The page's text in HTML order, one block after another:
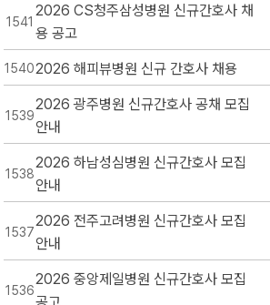
1541
2026 CS청주삼성병원 신규간호사 채
용 공고
15402026 해피뷰병원 신규 간호사 채용
1539
2026 광주병원 신규간호사 공채 모집
안내
1538
2026 하남성심병원 신규간호사 모집
안내
1537
2026 전주고려병원 신규간호사 모집
안내
1536
2026 중앙제일병원 신규간호사 모집